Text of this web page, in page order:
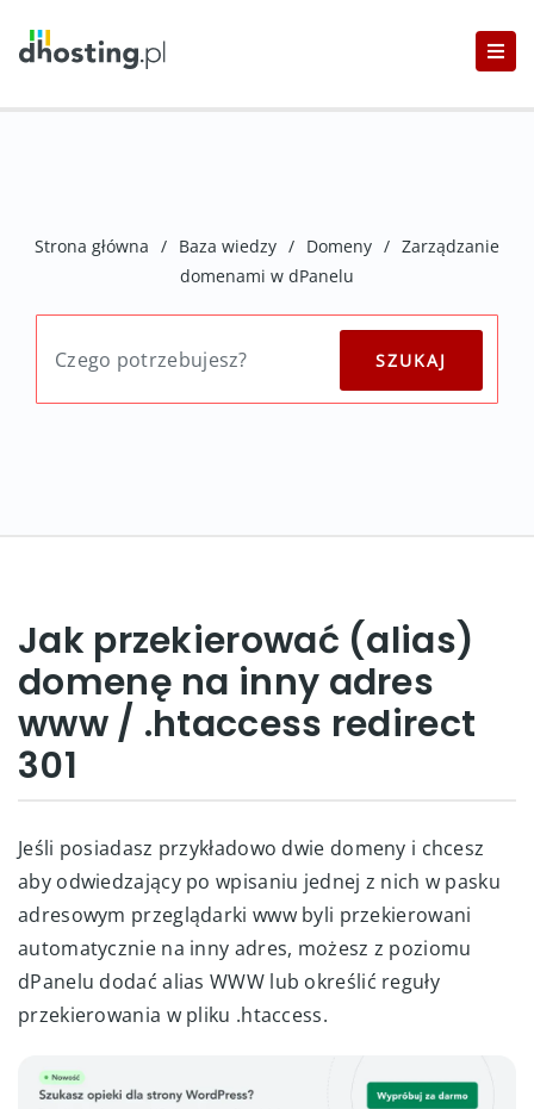
Strona główna / Baza wiedzy / Domeny / Zarządzanie
domenami w dPanelu
Jak przekierować (alias)
domenę na inny adres
www / .htaccess redirect
301
Jeśli posiadasz przykładowo dwie domeny i chcesz
aby odwiedzający po wpisaniu jednej z nich w pasku
adresowym przeglądarki www byli przekierowani
automatycznie na inny adres, możesz z poziomu
dPanelu dodać alias WWW lub określić reguły
przekierowania w pliku .htaccess.